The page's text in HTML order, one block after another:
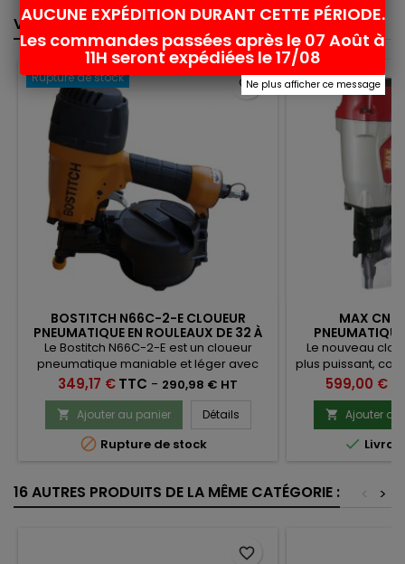
VOUS POURRIEZ AUSSI AIMER >
<
Rupture de stock
BOSTITCH N66C-2-E CLOUEUR
PNEUMATIQUE EN ROULEAUX DE 32 À
65 MM
Le Bostitch N66C-2-E est un cloueur
pneumatique maniable et léger avec
réglage de profondeur pour pointes en
rouleaux plat 16° de 32 à 65 mm et de
diamètre 2.03 à 2.5 mm
Prix
349,17 €TTC - 290,98 € HT
 Ajouter au panier Détails
 Rupture de stock
favorite_border
MAX
Le nouveau
plus puissant,
prédécesseur.
basse
ossature bois,
rouleaux plats
et PVC
Prix
599,00 €
 Ajouter au

16 AUTRES PRODUITS DE LA MÊME CATÉGORIE : >
<
favorite_border
AUCUNE EXPÉDITION DURANT CETTE PÉRIODE.
Les commandes passées après le 07 Août à
11H seront expédiées le 17/08
Ne plus afficher ce message